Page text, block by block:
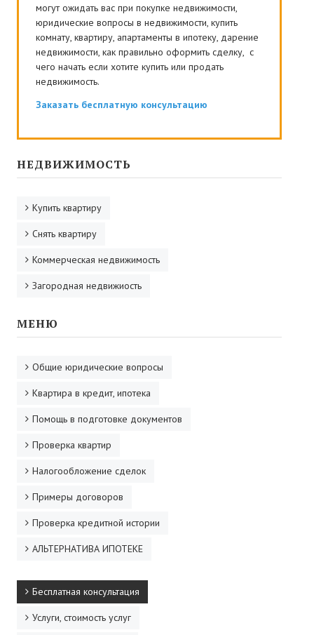
могут ожидать вас при покупке недвижимости,
юридические вопросы в недвижимости, купить
комнату, квартиру, апартаменты в ипотеку, дарение
недвижимости, как правильно оформить сделку, с
чего начать если хотите купить или продать
недвижимость.
Заказать бесплатную консультацию
НЕДВИЖИМОСТЬ
Купить квартиру
Снять квартиру
Коммерческая недвижимость
Загородная недвижиость
МЕНЮ
Общие юридические вопросы
Квартира в кредит, ипотека
Помощь в подготовке документов
Проверка квартир
Налогообложение сделок
Примеры договоров
Проверка кредитной истории
АЛЬТЕРНАТИВА ИПОТЕКЕ
Бесплатная консультация
Услуги, стоимость услуг